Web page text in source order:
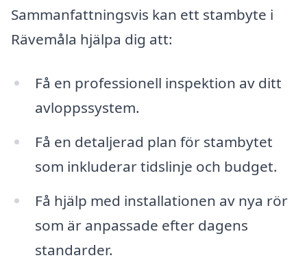
Sammanfattningsvis kan ett stambyte i
Rävemåla hjälpa dig att:
Få en professionell inspektion av ditt
avloppssystem.
Få en detaljerad plan för stambytet
som inkluderar tidslinje och budget.
Få hjälp med installationen av nya rör
som är anpassade efter dagens
standarder.